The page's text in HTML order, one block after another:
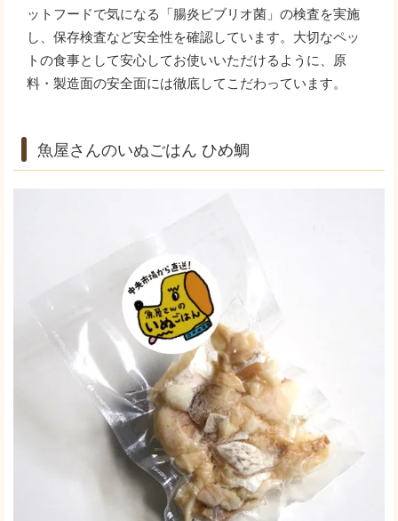
ットフードで気になる「腸炎ビブリオ菌」の検査を実施
し、保存検査など安全性を確認しています。大切なペッ
トの食事として安心してお使いいただけるように、原
料・製造面の安全面には徹底してこだわっています。
魚屋さんのいぬごはん ひめ鯛